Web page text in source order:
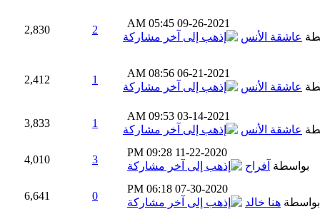
09-26-2021
05:45 AM
عاشقة الأنس
2
2,830
06-21-2021
08:56 AM
عاشقة الأنس
1
2,412
03-14-2021
09:53 AM
عاشقة الأنس
1
3,833
11-22-2020
09:28 PM
بواسطة آفراح
3
4,010
07-30-2020
06:18 PM
بواسطة هنا خالد
0
6,641